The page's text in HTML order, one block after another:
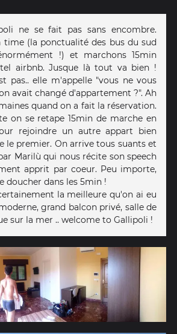
ne se fait pas sans encombre.
time (la ponctualité des bus du sud
!) et marchons 15min
airbnb. Jusque là tout va bien !
pas.. elle m'appelle "vous ne vous
avait changé d'appartement ?". Ah
quand on a fait la réservation.
on se retape 15min de marche en
rejoindre un autre appart bien
le premier. On arrive tous suants et
Marilù qui nous récite son speech
apprit par coeur. Peu importe,
doucher dans les 5min !
la meilleure qu'on ai eu
grand balcon privé, salle de
sur la mer .. welcome to Gallipoli !